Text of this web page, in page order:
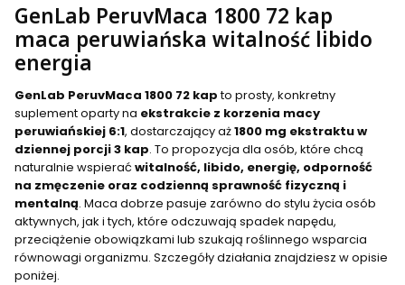
GenLab PeruvMaca 1800 72 kap
maca peruwiańska witalność libido
energia
GenLab PeruvMaca 1800 72 kapto prosty, konkretny
suplement oparty na ekstrakcie z korzenia macy
peruwiańskiej 6:1, dostarczający aż1800 mg ekstraktu w
dziennej porcji 3 kap. To propozycja dla osób, które chcą
naturalnie wspierać witalność, libido, energię, odporność
na zmęczenie oraz codzienną sprawność fizyczną i
mentalną. Maca dobrze pasuje zarówno do stylu życia osób
aktywnych, jak i tych, które odczuwają spadek napędu,
przeciążenie obowiązkami lub szukają roślinnego wsparcia
równowagi organizmu. Szczegóły działania znajdziesz w opisie
poniżej.